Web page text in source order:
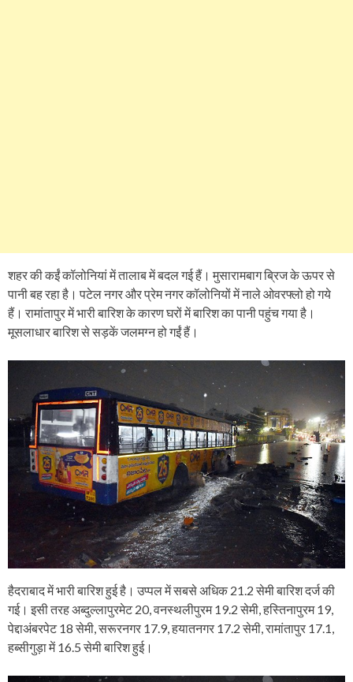
शहर की कईं कॉलोनियां में तालाब में बदल गई हैं। मुसारामबाग ब्रिज के ऊपर से
पानी बह रहा है। पटेल नगर और प्रेम नगर कॉलोनियों में नाले ओवरफ्लो हो गये
हैं। रामांतापुर में भारी बारिश के कारण घरों में बारिश का पानी पहुंच गया है।
मूसलाधार बारिश से सड़कें जलमग्न हो गईं हैं।
हैदराबाद में भारी बारिश हुई है। उप्पल में सबसे अधिक 21.2 सेमी बारिश दर्ज की
गई। इसी तरह अब्दुल्लापुरमेट 20, वनस्थलीपुरम 19.2 सेमी, हस्तिनापुरम 19,
पेद्दाअंबरपेट 18 सेमी, सरूरनगर 17.9, हयातनगर 17.2 सेमी, रामांतापुर 17.1,
हब्सीगुड़ा में 16.5 सेमी बारिश हुई।